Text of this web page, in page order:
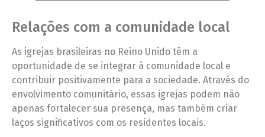
Relações com a comunidade local
As igrejas brasileiras no Reino Unido têm a
oportunidade de se integrar à comunidade local e
contribuir positivamente para a sociedade. Através do
envolvimento comunitário, essas igrejas podem não
apenas fortalecer sua presença, mas também criar
laços significativos com os residentes locais.